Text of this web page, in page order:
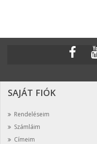
SAJÁT FIÓK
Rendeléseim
Számláim
Címeim